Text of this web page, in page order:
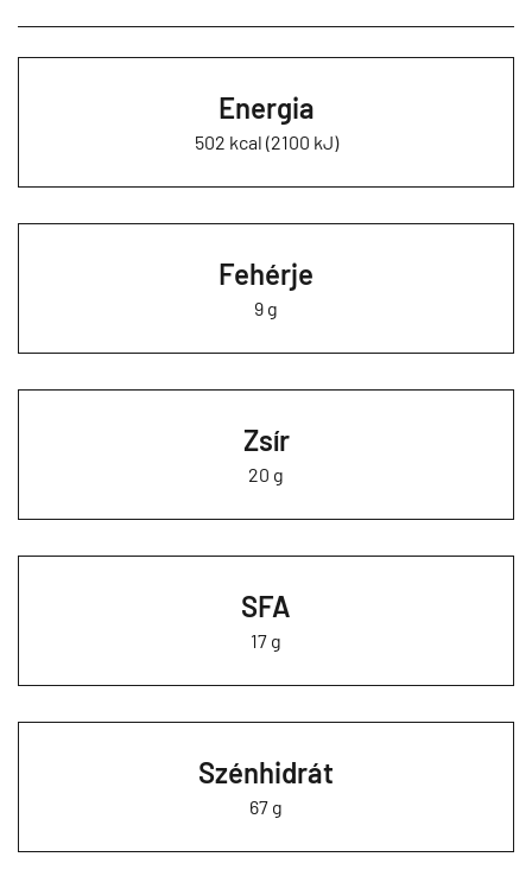
Energia
502 kcal (2100 kJ)
Fehérje
9 g
Zsír
20 g
SFA
17 g
Szénhidrát
67 g